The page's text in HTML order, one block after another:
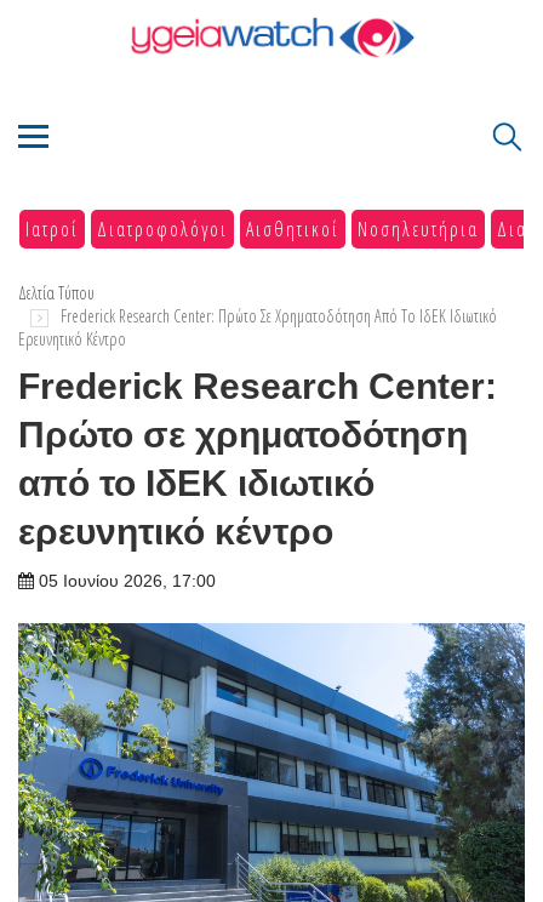
Ιατροί Διατροφολόγοι Αισθητικοί Νοσηλευτήρια
Δελτία Τύπου
Frederick Research Center: Πρώτο Σε Χρηματοδότηση Από Το ΙδΕΚ Ιδιωτικό
Ερευνητικό Κέντρο
Frederick Research Center:
Πρώτο σε χρηματοδότηση
από το ΙδΕΚ ιδιωτικό
ερευνητικό κέντρο
05 Ιουνίου 2026, 17:00